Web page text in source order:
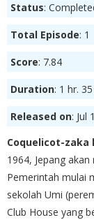
Status:
Total Episode: 1
Score: 7.84
Duration: 1 hr.
Released on: Jul
Coquelicot-zaka
1964, Jepang
Pemerintah mulai
sekolah Umi
Club House yang